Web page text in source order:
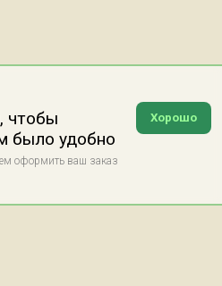
Хорошо
чтобы
было удобно
оформить ваш заказ